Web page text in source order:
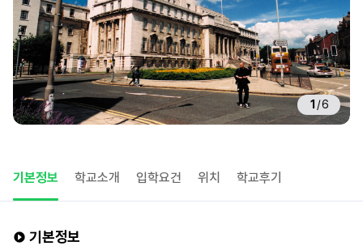
1 /6
기본정보 학교소개 입학요건 위치 학교후기
기본정보